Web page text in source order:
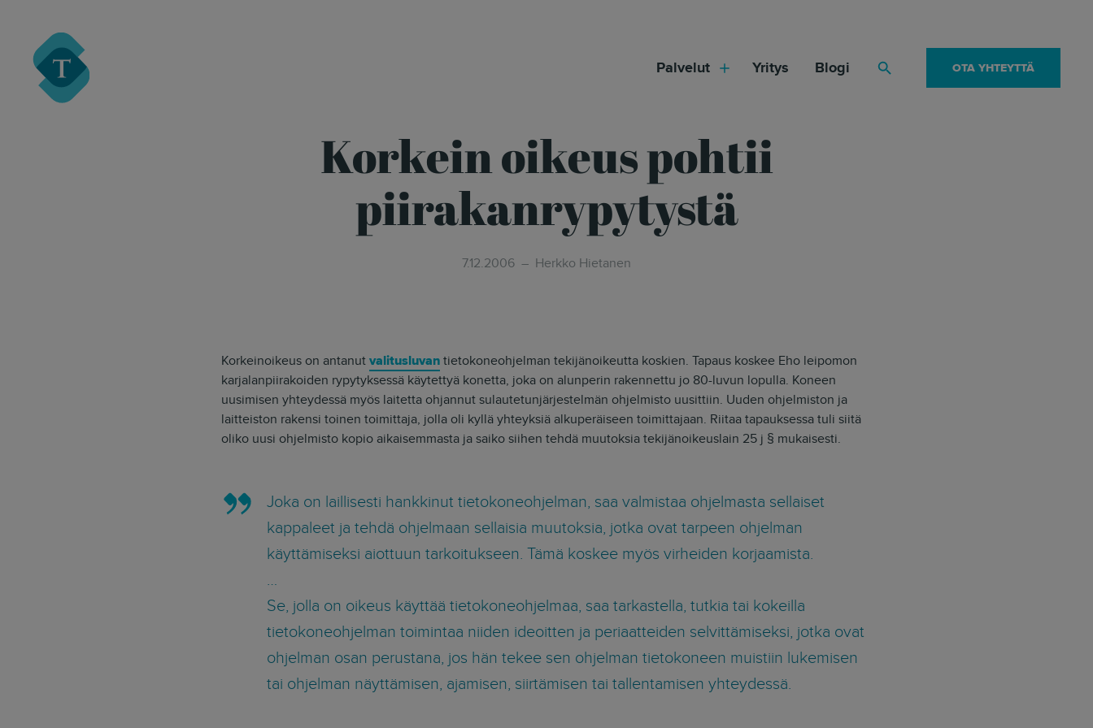
Turre Legal
Palvelut Yritys Blogi OTA YHTEYTTÄ
Korkein oikeus pohtii
piirakanrypytystä
7.12.2006 Herkko Hietanen
Korkeinoikeus on antanutvalitusluvantietokoneohjelman tekijänoikeutta koskien. Tapaus koskee Eho leipomon
karjalanpiirakoiden rypytyksessä käytettyä konetta, joka on alunperin rakennettu jo 80-luvun lopulla. Koneen
uusimisen yhteydessä myös laitetta ohjannut sulautetunjärjestelmän ohjelmisto uusittiin. Uuden ohjelmiston ja
laitteiston rakensi toinen toimittaja, jolla oli kyllä yhteyksiä alkuperäiseen toimittajaan. Riitaa tapauksessa tuli siitä
oliko uusi ohjelmisto kopio aikaisemmasta ja saiko siihen tehdä muutoksia tekijänoikeuslain 25 j § mukaisesti.
Joka on laillisesti hankkinut tietokoneohjelman, saa valmistaa ohjelmasta sellaiset
kappaleet ja tehdä ohjelmaan sellaisia muutoksia, jotka ovat tarpeen ohjelman
käyttämiseksi aiottuun tarkoitukseen. Tämä koskee myös virheiden korjaamista.
…
Se, jolla on oikeus käyttää tietokoneohjelmaa, saa tarkastella, tutkia tai kokeilla
tietokoneohjelman toimintaa niiden ideoitten ja periaatteiden selvittämiseksi, jotka ovat
ohjelman osan perustana, jos hän tekee sen ohjelman tietokoneen muistiin lukemisen
tai ohjelman näyttämisen, ajamisen, siirtämisen tai tallentamisen yhteydessä.